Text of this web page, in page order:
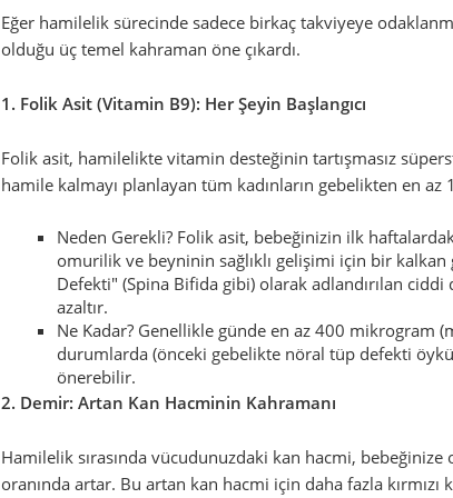
Eğer hamilelik sürecinde sadece birkaç takviyeye
olduğu üç temel kahraman öne çıkardı.
1. Folik Asit (Vitamin B9): Her Şeyin Başlangıcı
Folik asit, hamilelikte vitamin desteğinin tartışmasız
hamile kalmayı planlayan tüm kadınların gebelikten en
Neden Gerekli? Folik asit, bebeğinizin ilk
omurilik ve beyninin sağlıklı gelişimi için bir
Defekti" (Spina Bifida gibi) olarak adlandırılan
azaltır.
Ne Kadar? Genellikle günde en az 400 mikrogram
durumlarda (önceki gebelikte nöral tüp defekti
önerebilir.
2. Demir: Artan Kan Hacminin Kahramanı
Hamilelik sırasında vücudunuzdaki kan hacmi, bebeğinize
oranında artar. Bu artan kan hacmi için daha fazla